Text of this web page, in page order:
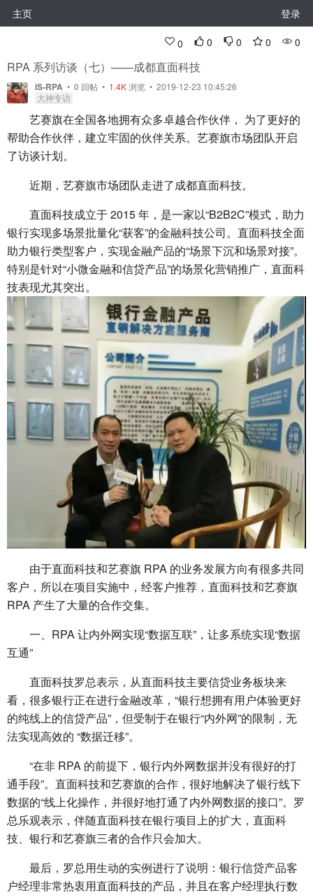
主页 登录
0 0 0 0 0
RPA 系列访谈（七）——成都直面科技
iS-RPA • 0 回帖 • 1.4K浏览 • 2019-12-23 10:45:26
大神专访
艺赛旗在全国各地拥有众多卓越合作伙伴， 为了更好的
帮助合作伙伴，建立牢固的伙伴关系。艺赛旗市场团队开启
了访谈计划。
近期，艺赛旗市场团队走进了成都直面科技。
直面科技成立于 2015 年，是一家以“B2B2C”模式，助力
银行实现多场景批量化“获客”的金融科技公司。直面科技全面
助力银行类型客户，实现金融产品的“场景下沉和场景对接”。
特别是针对“小微金融和信贷产品”的场景化营销推广，直面科
技表现尤其突出。
由于直面科技和艺赛旗 RPA 的业务发展方向有很多共同
客户，所以在项目实施中，经客户推荐，直面科技和艺赛旗
RPA 产生了大量的合作交集。
一、RPA 让内外网实现“数据互联”，让多系统实现“数据
互通”
直面科技罗总表示，从直面科技主要信贷业务板块来
看，很多银行正在进行金融改革，“银行想拥有用户体验更好
的纯线上的信贷产品”，但受制于在银行“内外网”的限制，无
法实现高效的 “数据迁移”。
“在非 RPA 的前提下，银行内外网数据并没有很好的打
通手段”。直面科技和艺赛旗的合作，很好地解决了银行线下
数据的“线上化操作，并很好地打通了内外网数据的接口”。罗
总乐观表示，伴随直面科技在银行项目上的扩大，直面科
技、银行和艺赛旗三者的合作只会加大。
最后，罗总用生动的实例进行了说明：银行信贷产品客
户经理非常热衷用直面科技的产品，并且在客户经理执行数